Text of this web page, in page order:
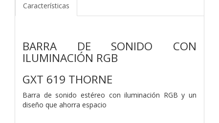
Características
BARRA DE SONIDO CON
ILUMINACIÓN RGB
GXT 619 THORNE
Barra de sonido estéreo con iluminación RGB y un
diseño que ahorra espacio